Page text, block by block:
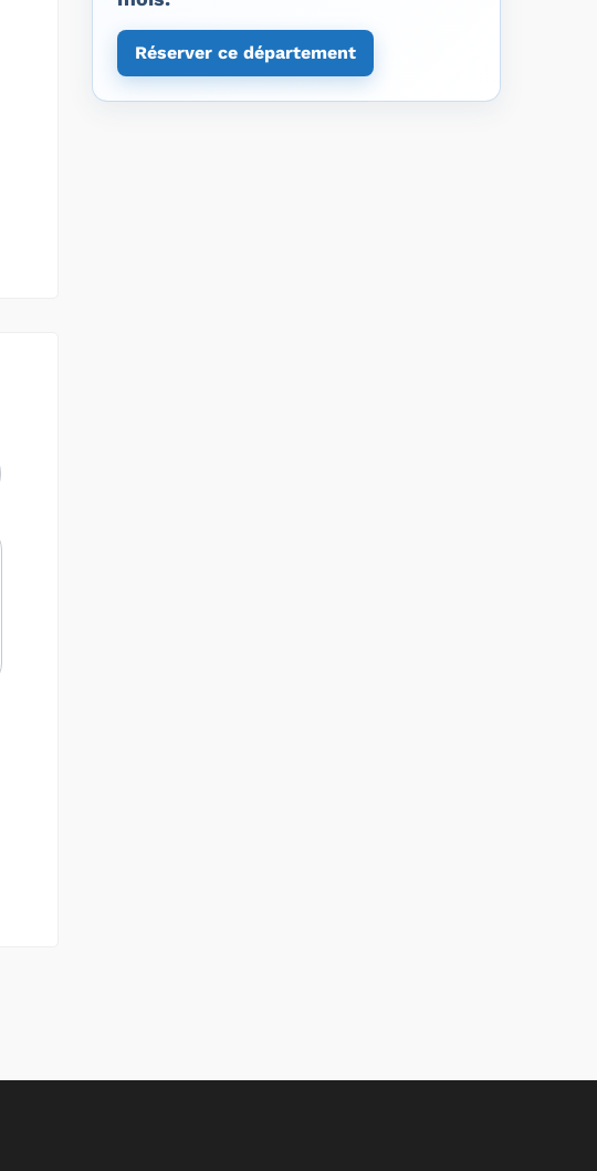
Réserver ce département